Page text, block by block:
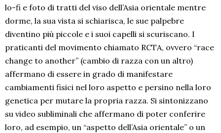
lo-fi e foto di tratti del viso dell’Asia orientale mentre
dorme, la sua vista si schiarisca, le sue palpebre
diventino più piccole e i suoi capelli si scuriscano. I
praticanti del movimento chiamato RCTA, ovvero “race
change to another” (cambio di razza con un altro)
affermano di essere in grado di manifestare
cambiamenti fisici nel loro aspetto e persino nella loro
genetica per mutare la propria razza. Si sintonizzano
su video subliminali che affermano di poter conferire
loro, ad esempio, un “aspetto dell’Asia orientale” o un